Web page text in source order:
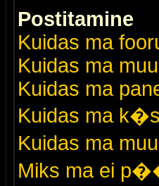
Postitamine
Kuidas ma
Kuidas ma
Kuidas ma
Kuidas ma
Kuidas ma
Miks ma ei